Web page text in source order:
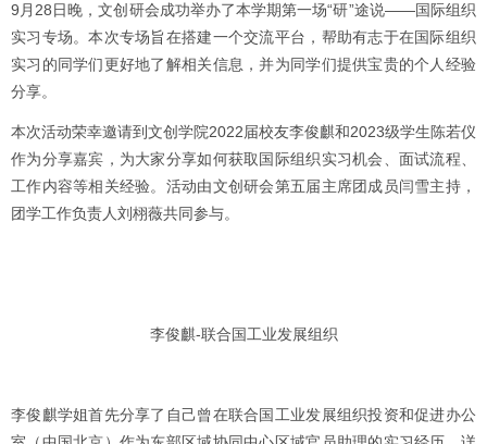
9月28日晚，文创研会成功举办了本学期第一场“研”途说——国际组织
实习专场。本次专场旨在搭建一个交流平台，帮助有志于在国际组织
实习的同学们更好地了解相关信息，并为同学们提供宝贵的个人经验
分享。
本次活动荣幸邀请到文创学院2022届校友李俊麒和2023级学生陈若仪
作为分享嘉宾，为大家分享如何获取国际组织实习机会、面试流程、
工作内容等相关经验。活动由文创研会第五届主席团成员闫雪主持，
团学工作负责人刘栩薇共同参与。
李俊麒-联合国工业发展组织
李俊麒学姐首先分享了自己曾在联合国工业发展组织投资和促进办公